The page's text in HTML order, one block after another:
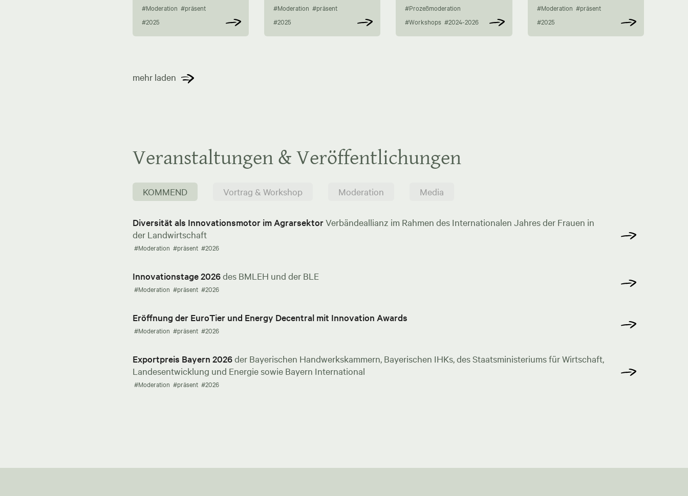
#Moderation #präsent
#2025
#Moderation #präsent
#2025
#Prozeßmoderation
#Workshops #2024-2026
#Moderation #präsent
#2025
mehr laden
Veranstaltungen & Veröffentlichungen
KOMMEND Vortrag & Workshop Moderation Media
Diversität als Innovationsmotor im AgrarsektorVerbändeallianz im Rahmen des Internationalen Jahres der Frauen in
der Landwirtschaft
#Moderation #präsent #2026
Innovationstage 2026des BMLEH und der BLE
#Moderation #präsent #2026
Eröffnung der EuroTier und Energy Decentral mit Innovation Awards
#Moderation #präsent #2026
Exportpreis Bayern 2026der Bayerischen Handwerkskammern, Bayerischen IHKs, des Staatsministeriums für Wirtschaft,
Landesentwicklung und Energie sowie Bayern International
#Moderation #präsent #2026